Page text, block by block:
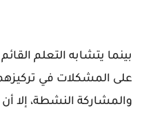
بينما يتشابه التعلم
على المشكلات في
والمشاركة النشطة، إلا